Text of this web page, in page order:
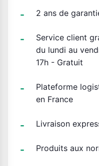
2 ans de
Service client
du lundi au
17h - Gratuit
Plateforme
en France
Livraison
Produits aux